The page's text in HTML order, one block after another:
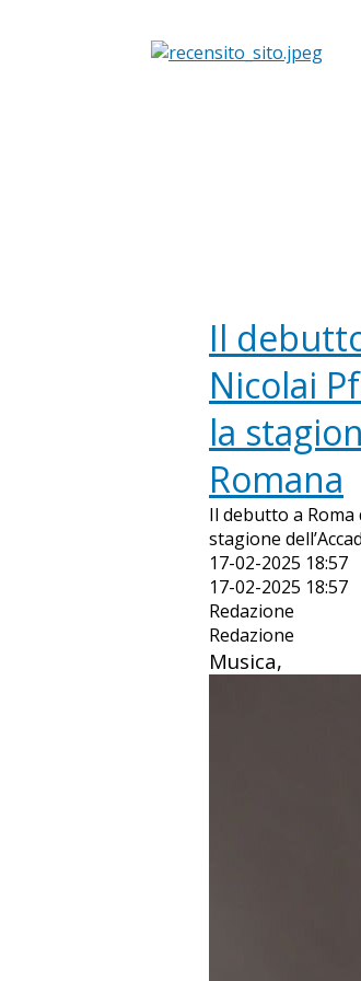
Il
Nicolai
la
Romana
Il debutto a
stagione
17-02-2025 18:57
17-02-2025 18:57
Redazione
Redazione
Musica,